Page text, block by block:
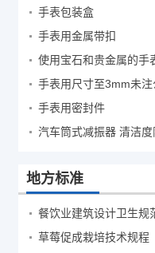
手表包装盒
手表用金属带扣
使用宝石和贵金属的手
手表用尺寸至3mm未
手表用密封件
汽车筒式减振器 清洁
地方标准
餐饮业建筑设计卫生规
草莓促成栽培技术规程